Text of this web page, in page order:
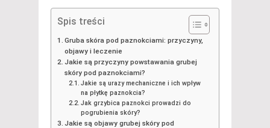
Spis treści
Gruba skóra pod paznokciami: przyczyny,
objawy i leczenie
Jakie są przyczyny powstawania grubej
skóry pod paznokciami?
Jakie są urazy mechaniczne i ich wpływ
na płytkę paznokcia?
Jak grzybica paznokci prowadzi do
pogrubienia skóry?
Jakie są objawy grubej skóry pod